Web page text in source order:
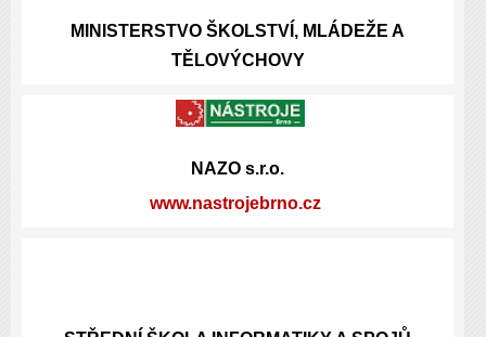
MINISTERSTVO ŠKOLSTVÍ, MLÁDEŽE A
TĚLOVÝCHOVY
NAZO s.r.o.
www.nastrojebrno.cz